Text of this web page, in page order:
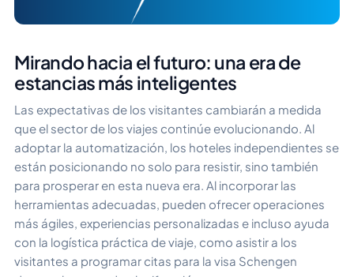
Mirando hacia el futuro: una era de
estancias más inteligentes
Las expectativas de los visitantes cambiarán a medida
que el sector de los viajes continúe evolucionando. Al
adoptar la automatización, los hoteles independientes se
están posicionando no solo para resistir, sino también
para prosperar en esta nueva era. Al incorporar las
herramientas adecuadas, pueden ofrecer operaciones
más ágiles, experiencias personalizadas e incluso ayuda
con la logística práctica de viaje, como asistir a los
visitantes a programar citas para la visa Schengen